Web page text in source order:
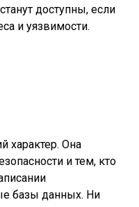
доступны, если
и уязвимости.
характер. Она
и тем, кто
базы данных. Ни